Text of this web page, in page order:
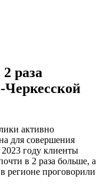
раза
Черкесской
активно
для совершения
году клиенты
в 2 раза больше, а
регионе проговорили